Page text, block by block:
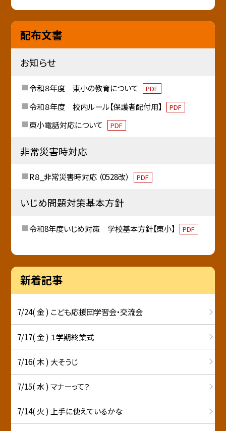
配布文書
お知らせ
令和８年度 東小の教育について PDF
令和８年度 校内ルール【保護者配付用】 PDF
東小電話対応について PDF
非常災害時対応
R８_非常災害時対応 （0528改） PDF
いじめ問題対策基本方針
令和8年度いじめ対策 学校基本方針【東小】 PDF
新着記事
7/24( 金 ) こども応援団学習会・交流会
7/17( 金 ) １学期終業式
7/16( 木 ) 大そうじ
7/15( 水 ) マナーって？
7/14( 火 ) 上手に使えているかな